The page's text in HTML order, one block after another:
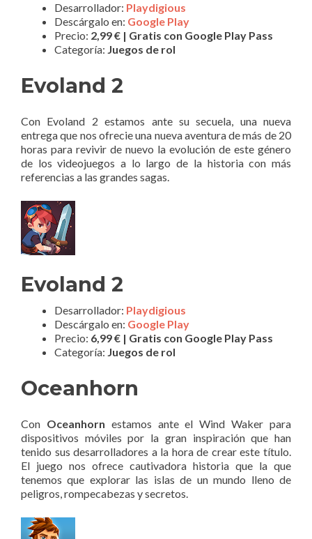
Desarrollador: Playdigious
Descárgalo en: Google Play
Precio: 2,99 € | Gratis con Google Play Pass
Categoría: Juegos de rol
Evoland 2
Con Evoland 2 estamos ante su secuela, una nueva
entrega que nos ofrecie una nueva aventura de más de 20
horas para revivir de nuevo la evolución de este género
de los videojuegos a lo largo de la historia con más
referencias a las grandes sagas.
Evoland 2
Desarrollador: Playdigious
Descárgalo en: Google Play
Precio: 6,99 € | Gratis con Google Play Pass
Categoría: Juegos de rol
Oceanhorn
Con Oceanhorn estamos ante el Wind Waker para
dispositivos móviles por la gran inspiración que han
tenido sus desarrolladores a la hora de crear este título.
El juego nos ofrece cautivadora historia que la que
tenemos que explorar las islas de un mundo lleno de
peligros, rompecabezas y secretos.